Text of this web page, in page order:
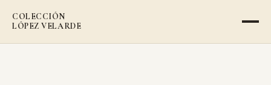
COLECCIÓN
LÓPEZ VELARDE